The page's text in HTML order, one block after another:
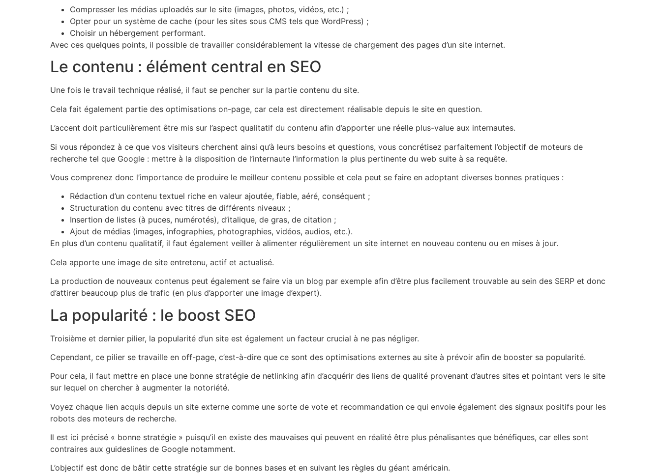
Compresser les médias uploadés sur le site (images, photos, vidéos, etc.) ;
Opter pour un système de cache (pour les sites sous CMS tels que WordPress) ;
Choisir un hébergement performant.
Avec ces quelques points, il possible de travailler considérablement la vitesse de chargement des pages d’un site internet.
Le contenu : élément central en SEO
Une fois le travail technique réalisé, il faut se pencher sur la partie contenu du site.
Cela fait également partie des optimisations on-page, car cela est directement réalisable depuis le site en question.
L’accent doit particulièrement être mis sur l’aspect qualitatif du contenu afin d’apporter une réelle plus-value aux internautes.
Si vous répondez à ce que vos visiteurs cherchent ainsi qu’à leurs besoins et questions, vous concrétisez parfaitement l’objectif de moteurs de
recherche tel que Google : mettre à la disposition de l’internaute l’information la plus pertinente du web suite à sa requête.
Vous comprenez donc l’importance de produire le meilleur contenu possible et cela peut se faire en adoptant diverses bonnes pratiques :
Rédaction d’un contenu textuel riche en valeur ajoutée, fiable, aéré, conséquent ;
Structuration du contenu avec titres de différents niveaux ;
Insertion de listes (à puces, numérotés), d’italique, de gras, de citation ;
Ajout de médias (images, infographies, photographies, vidéos, audios, etc.).
En plus d’un contenu qualitatif, il faut également veiller à alimenter régulièrement un site internet en nouveau contenu ou en mises à jour.
Cela apporte une image de site entretenu, actif et actualisé.
La production de nouveaux contenus peut également se faire via un blog par exemple afin d’être plus facilement trouvable au sein des SERP et donc
d’attirer beaucoup plus de trafic (en plus d’apporter une image d’expert).
La popularité : le boost SEO
Troisième et dernier pilier, la popularité d’un site est également un facteur crucial à ne pas négliger.
Cependant, ce pilier se travaille en off-page, c’est-à-dire que ce sont des optimisations externes au site à prévoir afin de booster sa popularité.
Pour cela, il faut mettre en place une bonne stratégie de netlinking afin d’acquérir des liens de qualité provenant d’autres sites et pointant vers le site
sur lequel on chercher à augmenter la notoriété.
Voyez chaque lien acquis depuis un site externe comme une sorte de vote et recommandation ce qui envoie également des signaux positifs pour les
robots des moteurs de recherche.
Il est ici précisé « bonne stratégie » puisqu’il en existe des mauvaises qui peuvent en réalité être plus pénalisantes que bénéfiques, car elles sont
contraires aux guideslines de Google notamment.
L’objectif est donc de bâtir cette stratégie sur de bonnes bases et en suivant les règles du géant américain.